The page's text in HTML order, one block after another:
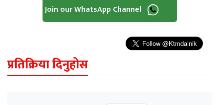
Join our WhatsApp Channel
प्रतिक्रिया दिनुहोस